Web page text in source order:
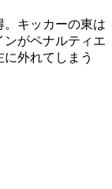
キッカーの東は
ンがペナルティエ
外れてしまう